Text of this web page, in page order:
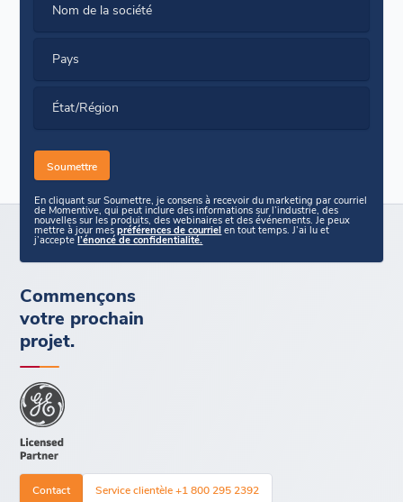
Nom de la société
Pays
État/Région
En cliquant sur Soumettre, je consens à recevoir du marketing par courriel
de Momentive, qui peut inclure des informations sur l’industrie, des
nouvelles sur les produits, des webinaires et des événements. Je peux
mettre à jour mespréférences de courriel en tout temps. J’ai lu et
j’acceptel’énoncé de confidentialité.
Commençons
votre prochain
projet.
Contact Service clientèle +1 800 295 2392